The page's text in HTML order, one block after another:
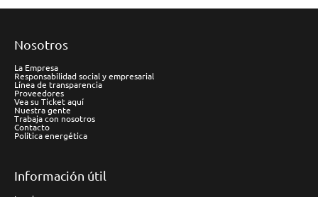
Nosotros
La Empresa
Responsabilidad social y empresarial
Línea de transparencia
Proveedores
Vea su Ticket aquí
Nuestra gente
Trabaja con nosotros
Contacto
Política energética
Información útil